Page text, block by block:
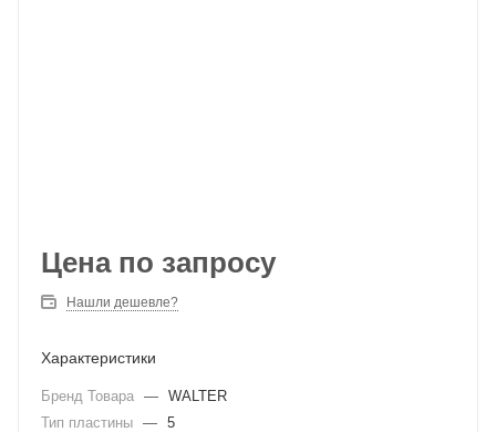
Цена по запросу
Нашли дешевле?
Характеристики
Бренд Товара — WALTER
Тип пластины — 5